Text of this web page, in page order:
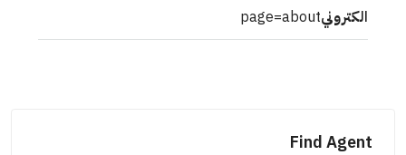
الكترونيpage=about
Find Agent